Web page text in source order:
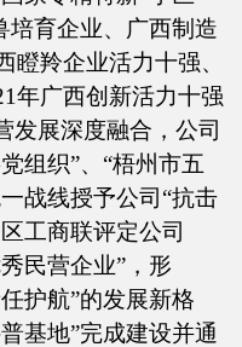
培育企业、广西制造
瞪羚企业活力十强、
年广西创新活力十强
发展深度融合，公司
组织”、“梧州市五
战线授予公司“抗击
工商联评定公司
民营企业”，形
护航”的发展新格
基地”完成建设并通